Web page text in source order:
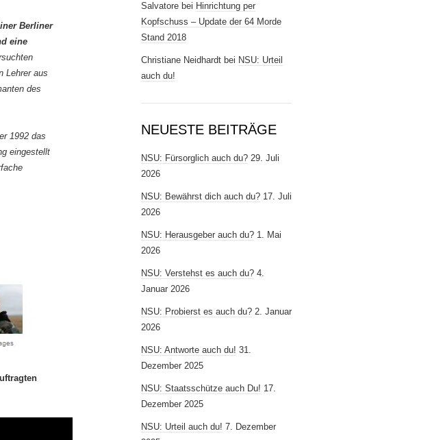
Berliner
eine
Lehrer aus
des
1992 das
eingestellt
Salvatore bei Hinrichtung per
Kopfschuss – Update der 64 Morde
Stand 2018
Christiane Neidhardt bei NSU: Urteil
auch du!
NEUESTE BEITRÄGE
NSU: Fürsorglich auch du? 29. Juli
2026
NSU: Bewährst dich auch du? 17. Juli
2026
NSU: Herausgeber auch du? 1. Mai
2026
NSU: Verstehst es auch du? 4.
Januar 2026
NSU: Probierst es auch du? 2. Januar
2026
NSU: Antworte auch du! 31.
Dezember 2025
NSU: Staatsschütze auch Du! 17.
Dezember 2025
NSU: Urteil auch du! 7. Dezember